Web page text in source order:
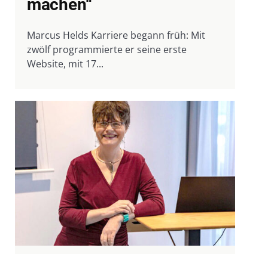
machen“
Marcus Helds Karriere begann früh: Mit
zwölf programmierte er seine erste
Website, mit 17...